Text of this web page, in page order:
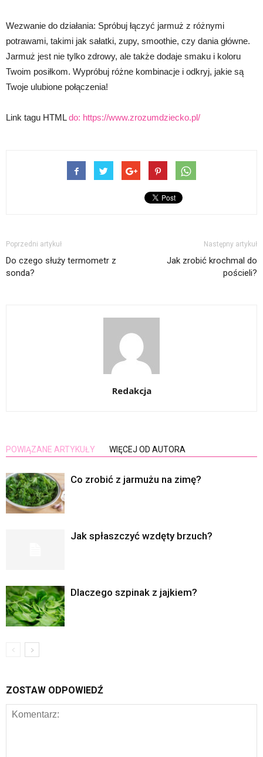
Wezwanie do działania: Spróbuj łączyć jarmuż z różnymi
potrawami, takimi jak sałatki, zupy, smoothie, czy dania główne.
Jarmuż jest nie tylko zdrowy, ale także dodaje smaku i koloru
Twoim posiłkom. Wypróbuj różne kombinacje i odkryj, jakie są
Twoje ulubione połączenia!
Link tagu HTMLdo: https://www.zrozumdziecko.pl/
Poprzedni artykuł
Do czego służy termometr z
sonda?
Następny artykuł
Jak zrobić krochmal do
pościeli?
Redakcja
POWIĄZANE ARTYKUŁY WIĘCEJ OD AUTORA
Co zrobić z jarmużu na zimę?
Jak spłaszczyć wzdęty brzuch?
Dlaczego szpinak z jajkiem?
ZOSTAW ODPOWIEDŹ